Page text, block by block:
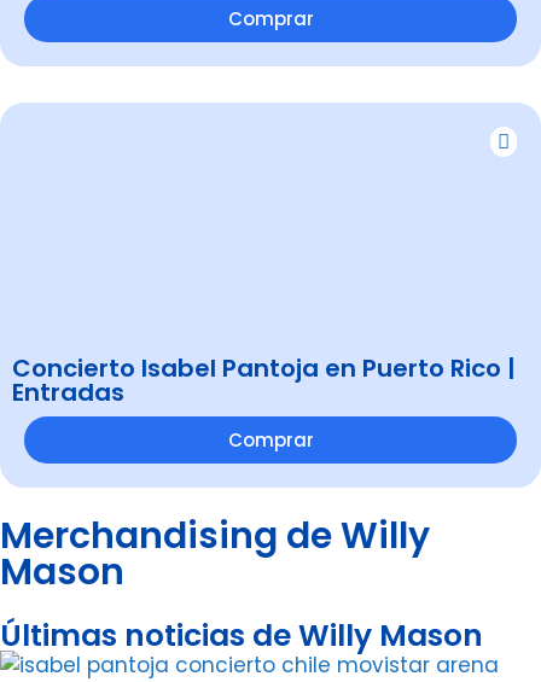
Comprar
Concierto Isabel Pantoja en Puerto Rico |
Entradas
Comprar
Merchandising de Willy
Mason
Últimas noticias de Willy Mason